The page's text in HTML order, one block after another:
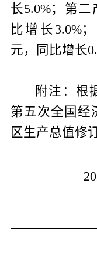
长5.0%；第二
比增长 3.0%
元，同比增长
附注：根
第五次全国经
区生产总值修